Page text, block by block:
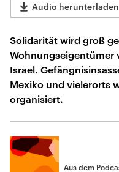
Audio herunterladen
Solidarität wird groß
Wohnungseigentümer
Israel.
Mexiko und vielerorts
organisiert.
Aus dem